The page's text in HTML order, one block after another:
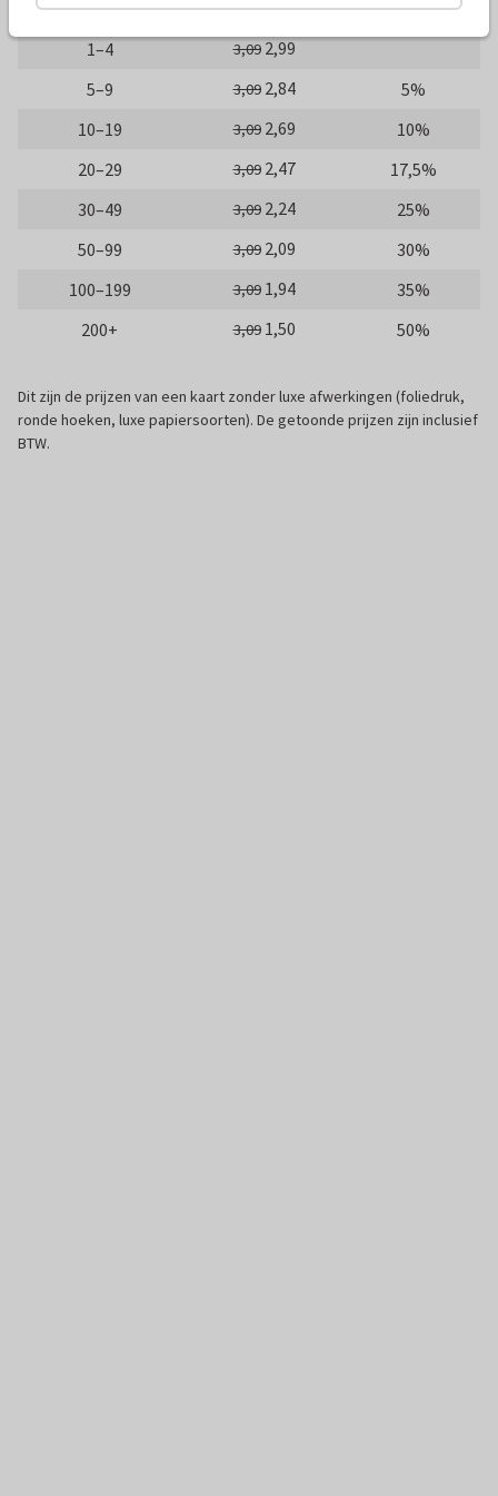
Proefdruk 0,49Gratis
1–4
3,09 2,99
5–9
3,09 2,84
5%
10–19
3,09 2,69
10%
20–29
3,09 2,47
17,5%
30–49
3,09 2,24
25%
50–99
3,09 2,09
30%
100–199
3,09 1,94
35%
200+
3,09 1,50 50%
Dit zijn de prijzen van een kaart zonder luxe afwerkingen (foliedruk,
ronde hoeken, luxe papiersoorten). De getoonde prijzen zijn inclusief
BTW.